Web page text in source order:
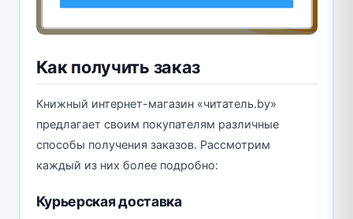
Как получить заказ
Книжный интернет-магазин «читатель.by»
предлагает своим покупателям различные
способы получения заказов. Рассмотрим
каждый из них более подробно:
Курьерская доставка